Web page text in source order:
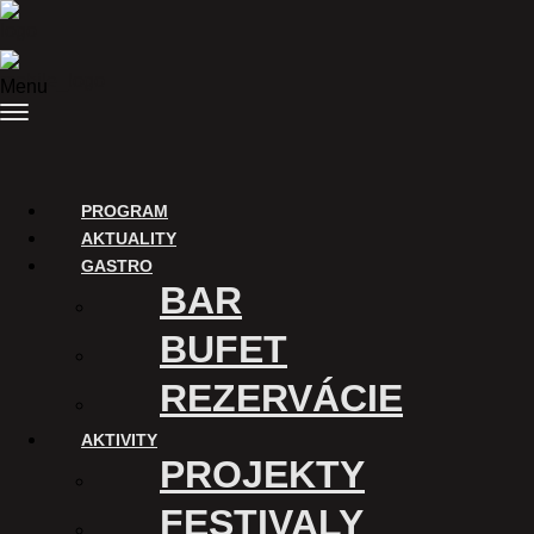
Preskočiť na obsah
Menu
PROGRAM
AKTUALITY
GASTRO
BAR
BUFET
REZERVÁCIE
AKTIVITY
PROJEKTY
FESTIVALY
Inkluzívny filmový